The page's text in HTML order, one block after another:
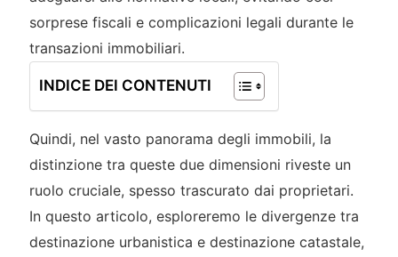
sorprese fiscali e complicazioni legali durante le
transazioni immobiliari.
INDICE DEI CONTENUTI
Quindi, nel vasto panorama degli immobili, la
distinzione tra queste due dimensioni riveste un
ruolo cruciale, spesso trascurato dai proprietari.
In questo articolo, esploreremo le divergenze tra
destinazione urbanistica e destinazione catastale,